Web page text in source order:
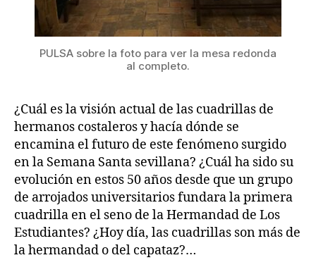
PULSA sobre la foto para ver la mesa redonda
al completo.
¿Cuál es la visión actual de las cuadrillas de
hermanos costaleros y hacía dónde se
encamina el futuro de este fenómeno surgido
en la Semana Santa sevillana? ¿Cuál ha sido su
evolución en estos 50 años desde que un grupo
de arrojados universitarios fundara la primera
cuadrilla en el seno de la Hermandad de Los
Estudiantes? ¿Hoy día, las cuadrillas son más de
la hermandad o del capataz?…